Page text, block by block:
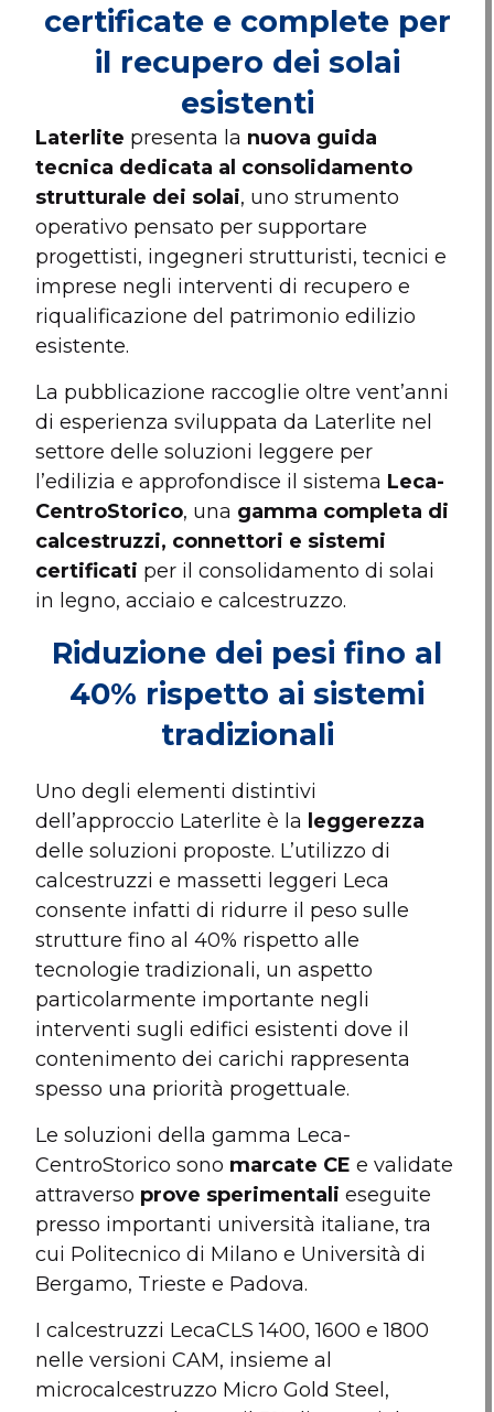
certificate e complete per
il recupero dei solai
esistenti
Laterlite presenta la nuova guida
tecnica dedicata al consolidamento
strutturale dei solai, uno strumento
operativo pensato per supportare
progettisti, ingegneri strutturisti, tecnici e
imprese negli interventi di recupero e
riqualificazione del patrimonio edilizio
esistente.
La pubblicazione raccoglie oltre vent’anni
di esperienza sviluppata da Laterlite nel
settore delle soluzioni leggere per
l’edilizia e approfondisce il sistema Leca-
CentroStorico, una gamma completa di
calcestruzzi, connettori e sistemi
certificati per il consolidamento di solai
in legno, acciaio e calcestruzzo.
Riduzione dei pesi fino al
40% rispetto ai sistemi
tradizionali
Uno degli elementi distintivi
dell’approccio Laterlite è la leggerezza
delle soluzioni proposte. L’utilizzo di
calcestruzzi e massetti leggeri Leca
consente infatti di ridurre il peso sulle
strutture fino al 40% rispetto alle
tecnologie tradizionali, un aspetto
particolarmente importante negli
interventi sugli edifici esistenti dove il
contenimento dei carichi rappresenta
spesso una priorità progettuale.
Le soluzioni della gamma Leca-
CentroStorico sono marcate CE e validate
attraverso prove sperimentali eseguite
presso importanti università italiane, tra
cui Politecnico di Milano e Università di
Bergamo, Trieste e Padova.
I calcestruzzi LecaCLS 1400, 1600 e 1800
nelle versioni CAM, insieme al
microcalcestruzzo Micro Gold Steel,